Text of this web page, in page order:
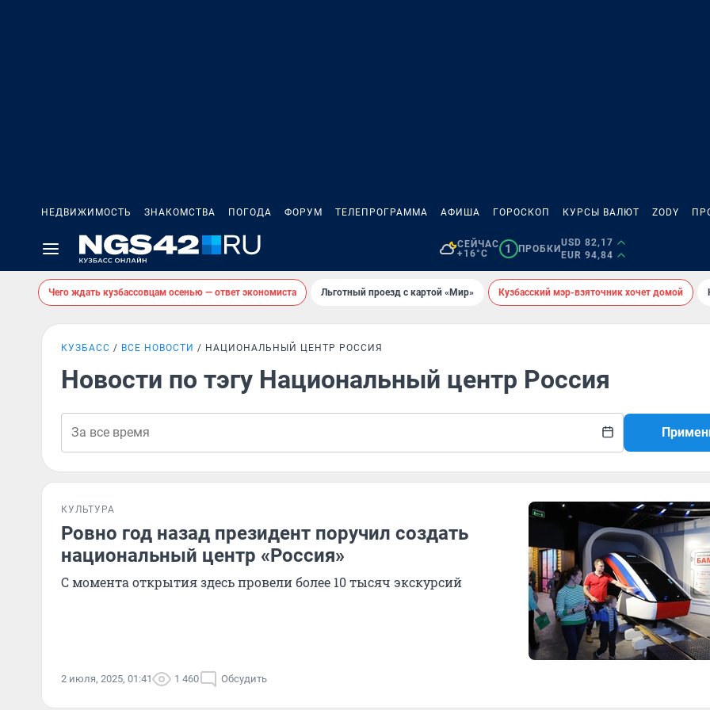
НЕДВИЖИМОСТЬ ЗНАКОМСТВА ПОГОДА ФОРУМ ТЕЛЕПРОГРАММА АФИША ГОРОСКОП КУРСЫ ВАЛЮТ ZODY
СЕЙЧАС
+16°C
1 ПРОБКИ
USD 82,17
EUR 94,84
Чего ждать кузбассовцам осенью — ответ экономиста Льготный проезд с картой «Мир» Кузбасский мэр-взяточник хочет домой
КУЗБАСС ВСЕ НОВОСТИ НАЦИОНАЛЬНЫЙ ЦЕНТР РОССИЯ
Новости по тэгу Национальный центр Россия
КУЛЬТУРА
Ровно год назад президент поручил создать
национальный центр «Россия»
С момента открытия здесь провели более 10 тысяч экскурсий
2 июля, 2025, 01:41 1 460 Обсудить